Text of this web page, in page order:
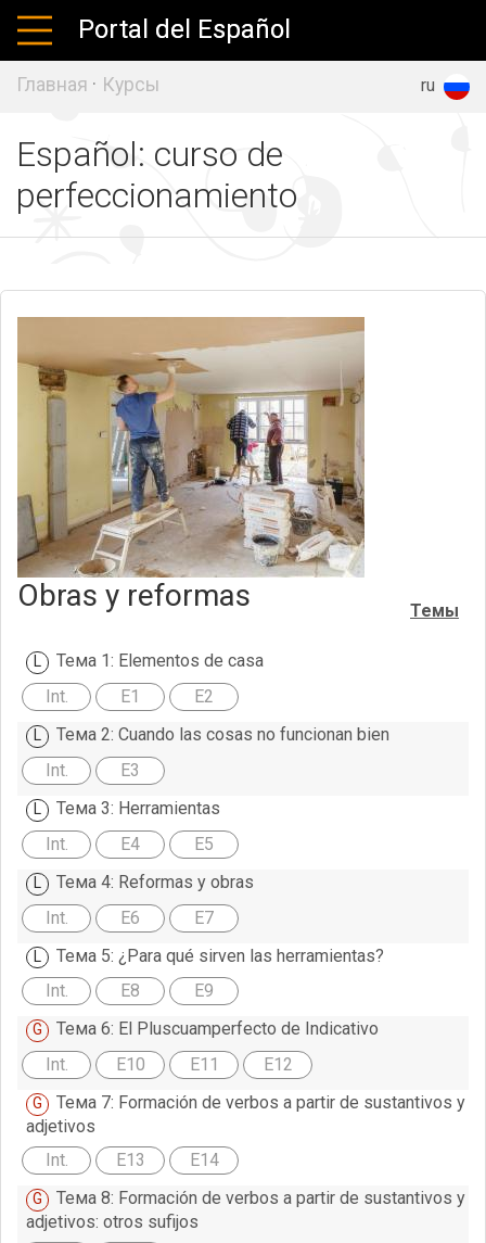
Portal del Español
Главная · Курсы ru
Español: curso de
perfeccionamiento
Obras y reformas Темы
Тема 1: Elementos de casa
Int.
E1
E2
Тема 2: Cuando las cosas no funcionan bien
Int.
E3
Тема 3: Herramientas
Int.
E4
E5
Тема 4: Reformas y obras
Int.
E6
E7
Тема 5: ¿Para qué sirven las herramientas?
Int.
E8
E9
Тема 6: El Pluscuamperfecto de Indicativo
Int.
E10 E11
E12
Тема 7: Formación de verbos a partir de sustantivos y
adjetivos
Int.
E13
E14
Тема 8: Formación de verbos a partir de sustantivos y
adjetivos: otros sufijos